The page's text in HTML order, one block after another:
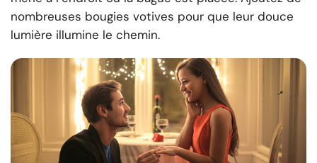
nombreuses bougies votives pour que leur douce
lumière illumine le chemin.